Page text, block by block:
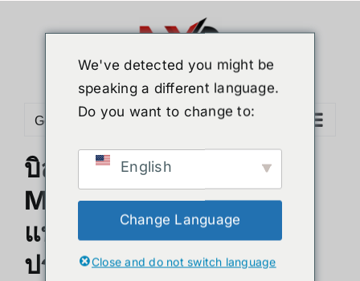
Go to...
บิล เกตส์ทำนายอีก 3 ปี
Metaverse จะเป็น
แพลตฟอร์มหลักในจัดการ
ประชุมออนไลน์
We've detected you might be
speaking a different language.
Do you want to change to:
English
Change Language
Close and do not switch language